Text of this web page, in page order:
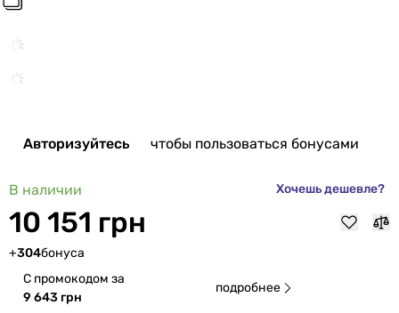
Авторизуйтесь чтобы пользоваться бонусами
В наличии Хочешь дешевле?
10 151 грн
+304бонуса
С промокодом за
9 643 грн
подробнее